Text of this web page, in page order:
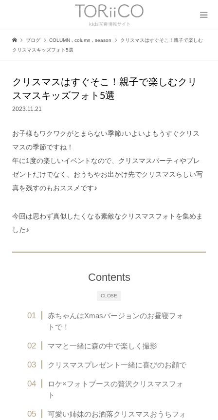
ブログ COLUMN column season
クリスマスはすぐそこ！親子で楽しむ
クリスマスキッズフォト5選
クリスマスはすぐそこ！親子で楽しむクリ
スマスキッズフォト5選
2023.11.21
お子様もワクワクがとまらない季節♪いよいよもうすぐクリス
マスの季節ですね！
年に1度の楽しいイベントなので、クリスマスパーティやプレ
ゼントだけでなく、おうちやお出かけ先でクリスマスらしい写
真を残すのもおススメです♪
今回は思わず真似したくなる素敵なクリスマスフォトを集めま
した♪
CLOSE
Contents
赤ちゃんはXmasバージョンのお昼寝フォ
トで！
ママと一緒に森の中で楽しく撮影
クリスマスプレゼント一緒に喜びのお顔で
ロケ×フォトブースの贅沢クリスマスフォ
ト
可愛い姉妹のお洒落クリスマスおうちフォ